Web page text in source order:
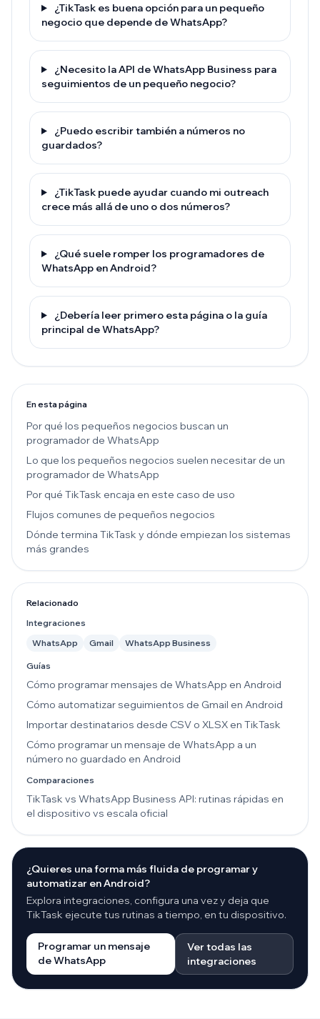
¿TikTask es buena opción para un pequeño
negocio que depende de WhatsApp?
¿Necesito la API de WhatsApp Business para
seguimientos de un pequeño negocio?
¿Puedo escribir también a números no
guardados?
¿TikTask puede ayudar cuando mi outreach
crece más allá de uno o dos números?
¿Qué suele romper los programadores de
WhatsApp en Android?
¿Debería leer primero esta página o la guía
principal de WhatsApp?
En esta página
Por qué los pequeños negocios buscan un
programador de WhatsApp
Lo que los pequeños negocios suelen necesitar de un
programador de WhatsApp
Por qué TikTask encaja en este caso de uso
Flujos comunes de pequeños negocios
Dónde termina TikTask y dónde empiezan los sistemas
más grandes
Relacionado
Integraciones
WhatsApp
Gmail WhatsApp Business
Guías
Cómo programar mensajes de WhatsApp en Android
Cómo automatizar seguimientos de Gmail en Android
Importar destinatarios desde CSV o XLSX en TikTask
Cómo programar un mensaje de WhatsApp a un
número no guardado en Android
Comparaciones
TikTask vs WhatsApp Business API: rutinas rápidas en
el dispositivo vs escala oficial
¿Quieres una forma más fluida de programar y
automatizar en Android?
Explora integraciones, configura una vez y deja que
TikTask ejecute tus rutinas a tiempo, en tu dispositivo.
Programar un mensaje
de WhatsApp
Ver todas las
integraciones